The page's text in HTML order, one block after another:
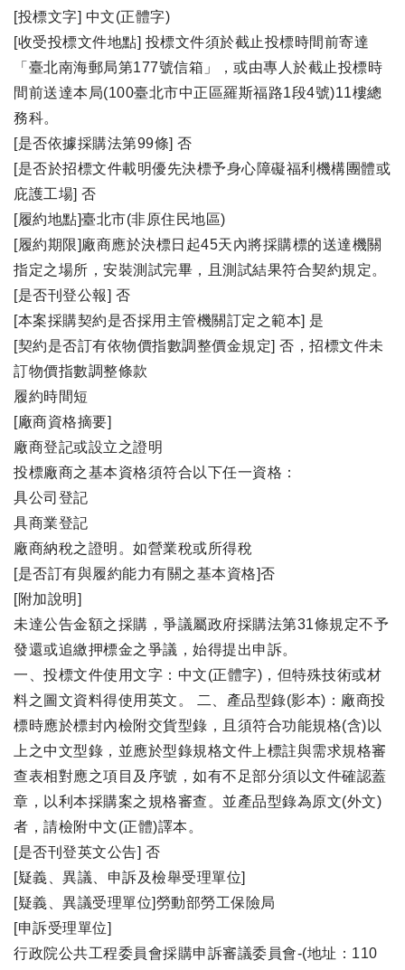
[投標文字] 中文(正體字)
[收受投標文件地點] 投標文件須於截止投標時間前寄達
「臺北南海郵局第177號信箱」，或由專人於截止投標時
間前送達本局(100臺北市中正區羅斯福路1段4號)11樓總
務科。
[是否依據採購法第99條] 否
[是否於招標文件載明優先決標予身心障礙福利機構團體或
庇護工場] 否
[履約地點]臺北市(非原住民地區)
[履約期限]廠商應於決標日起45天內將採購標的送達機關
指定之場所，安裝測試完畢，且測試結果符合契約規定。
[是否刊登公報] 否
[本案採購契約是否採用主管機關訂定之範本] 是
[契約是否訂有依物價指數調整價金規定] 否，招標文件未
訂物價指數調整條款
履約時間短
[廠商資格摘要]
廠商登記或設立之證明
投標廠商之基本資格須符合以下任一資格：
具公司登記
具商業登記
廠商納稅之證明。如營業稅或所得稅
[是否訂有與履約能力有關之基本資格]否
[附加說明]
未達公告金額之採購，爭議屬政府採購法第31條規定不予
發還或追繳押標金之爭議，始得提出申訴。
一、投標文件使用文字：中文(正體字)，但特殊技術或材
料之圖文資料得使用英文。 二、產品型錄(影本)：廠商投
標時應於標封內檢附交貨型錄，且須符合功能規格(含)以
上之中文型錄，並應於型錄規格文件上標註與需求規格審
查表相對應之項目及序號，如有不足部分須以文件確認蓋
章，以利本採購案之規格審查。並產品型錄為原文(外文)
者，請檢附中文(正體)譯本。
[是否刊登英文公告] 否
[疑義、異議、申訴及檢舉受理單位]
[疑義、異議受理單位]勞動部勞工保險局
[申訴受理單位]
行政院公共工程委員會採購申訴審議委員會-(地址：110